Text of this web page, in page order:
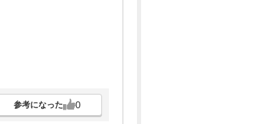
参考になった 0